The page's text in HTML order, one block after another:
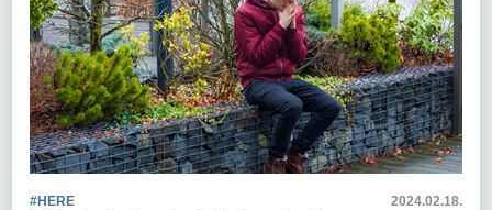
#HERE 2024.02.18.